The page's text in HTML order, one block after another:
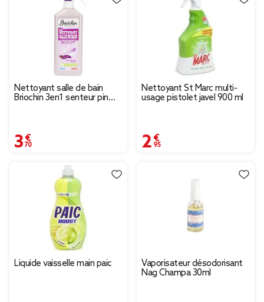
Nettoyant salle de bain
Briochin 3en1 senteur pin
3,70 €
Nettoyant St Marc multi-
usage pistolet javel 900 ml
2,95 €
Liquide vaisselle main paic
Vaporisateur désodorisant
Nag Champa 30ml